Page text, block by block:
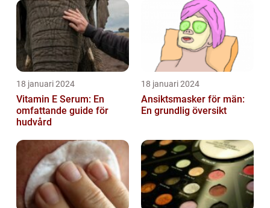
18 januari 2024
Vitamin E Serum: En
omfattande guide för
hudvård
18 januari 2024
Ansiktsmasker för män:
En grundlig översikt